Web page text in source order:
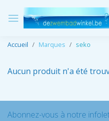
Accueil Marques seko
Aucun produit n'a été
Abonnez-vous à notre